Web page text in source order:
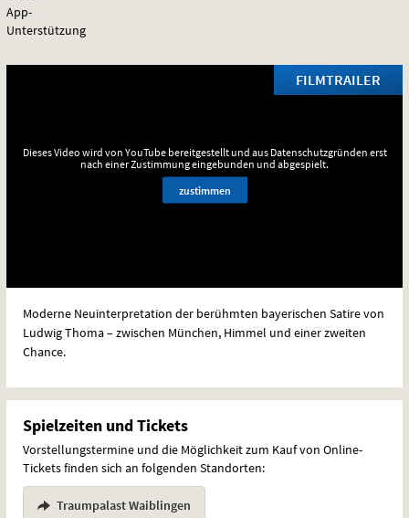
FILMTRAILER
Dieses Video wird von YouTube bereitgestellt und aus Datenschutzgründen erst
nach einer Zustimmung eingebunden und abgespielt.
zustimmen
Moderne Neuinterpretation der berühmten bayerischen Satire von
Ludwig Thoma – zwischen München, Himmel und einer zweiten
Chance.
Spielzeiten und Tickets
Vorstellungstermine und die Möglichkeit zum Kauf von Online-
Tickets finden sich an folgenden Standorten:
Traumpalast Waiblingen